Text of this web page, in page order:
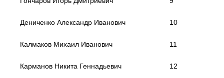
Дениченко Александр Иванович 10
Калмаков Михаил Иванович 11
Карманов Никита Геннадьевич 12